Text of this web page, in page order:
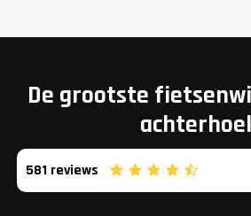
De grootste
581 reviews